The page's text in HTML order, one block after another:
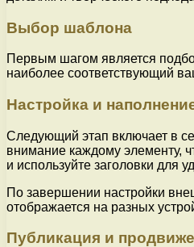
Выбор шаблона
Первым шагом является
наиболее соответствующий
Настройка и
Следующий этап включает в
внимание каждому элементу,
и используйте заголовки для
По завершении настройки
отображается на разных
Публикация и